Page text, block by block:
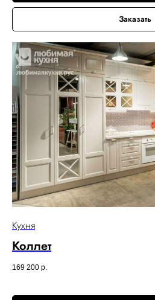
Заказать
Кухня
Коллет
169 200 р.